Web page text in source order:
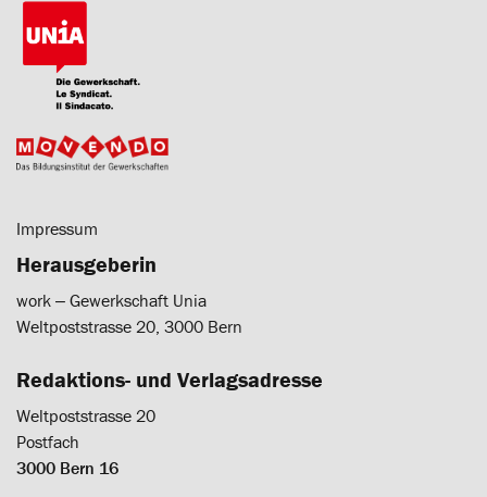
Impressum
Herausgeberin
work ‒ Gewerkschaft Unia
Weltpoststrasse 20, 3000 Bern
Redaktions- und Verlagsadresse
Weltpoststrasse 20
Postfach
3000 Bern 16